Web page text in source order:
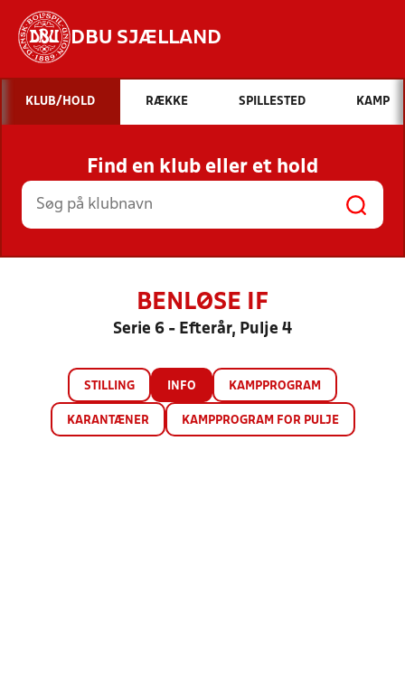
DBU SJÆLLAND
Hvad vil du søge efter?
INDHOLD OG NYHEDER
STILLINGER, RESULTATER, KLUBBER OG
HOLD
KLUB/HOLD RÆKKE SPILLESTED KAMP
Find en klub eller et hold
BENLØSE IF
Serie 6 - Efterår, Pulje 4
STILLING INFO KAMPPROGRAM
KARANTÆNER KAMPPROGRAM FOR PULJE